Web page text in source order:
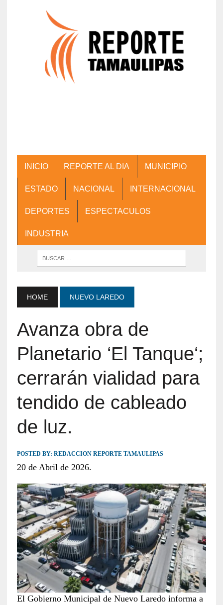
INICIO REPORTE AL DIA MUNICIPIO
ESTADO NACIONAL INTERNACIONAL
DEPORTES ESPECTACULOS
INDUSTRIA
HOME NUEVO LAREDO
Avanza obra de
Planetario ‘El Tanque‘;
cerrarán vialidad para
tendido de cableado
de luz.
POSTED BY: REDACCION REPORTE TAMAULIPAS
20 de Abril de 2026.
El Gobierno Municipal de Nuevo Laredo informa a